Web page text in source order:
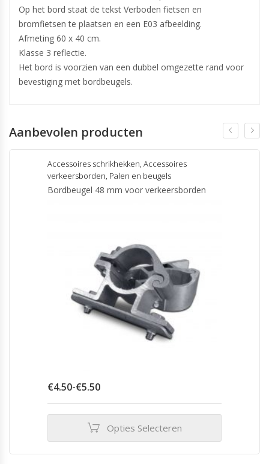
Op het bord staat de tekst Verboden fietsen en
bromfietsen te plaatsen en een E03 afbeelding.
Afmeting 60 x 40 cm.
Klasse 3 reflectie.
Het bord is voorzien van een dubbel omgezette rand voor
bevestiging met bordbeugels.
Aanbevolen producten
Accessoires schrikhekken, Accessoires
verkeersborden, Palen en beugels
Bordbeugel 48 mm voor verkeersborden
€4.50-€5.50Prijsklasse:
€5.50
Opties Selecteren